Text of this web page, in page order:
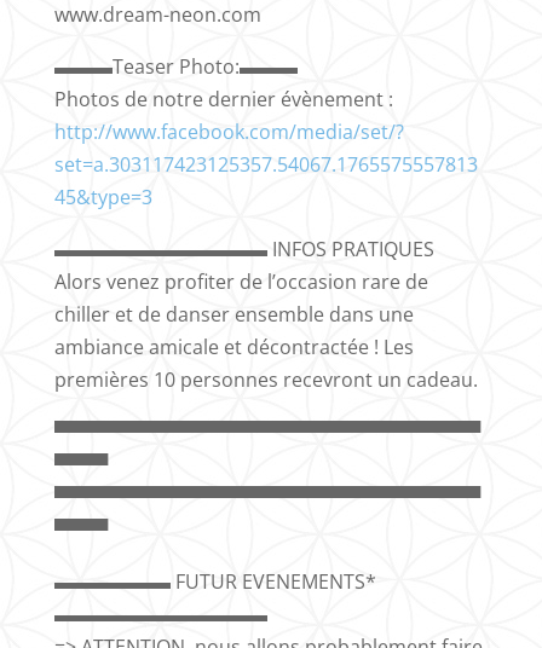
www.dream-neon.com
▬▬▬Teaser Photo:▬▬▬
Photos de notre dernier évènement :
http://www.facebook.com/media/set/?
set=a.303117423125357.54067.1765575557813
45&type=3
▬▬▬▬▬▬▬▬▬▬▬ INFOS PRATIQUES
Alors venez profiter de l’occasion rare de
chiller et de danser ensemble dans une
ambiance amicale et décontractée ! Les
premières 10 personnes recevront un cadeau.
▀▀▀▀▀▀▀▀▀▀▀▀▀▀▀▀▀▀▀▀▀▀▀▀▀▀▀▀▀▀▀▀
▀▀▀▀
▀▀▀▀▀▀▀▀▀▀▀▀▀▀▀▀▀▀▀▀▀▀▀▀▀▀▀▀▀▀▀▀
▀▀▀▀
▬▬▬▬▬▬ FUTUR EVENEMENTS*
▬▬▬▬▬▬▬▬▬▬▬